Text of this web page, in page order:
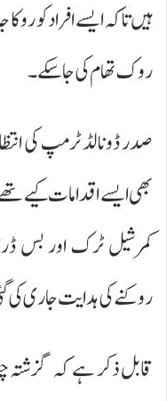
ہیں تاکہ ایسے افراد کو
روک تھام کی جا سکے۔
صدر ڈونالڈ ٹرمپ کی
بھی ایسے اقدامات کیے
کمرشیل ٹرک اور بس
روکنے کی ہدایت جاری کی
قابل ذکر ہے کہ گزشتہ